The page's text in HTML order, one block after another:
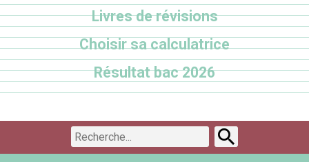
Livres de révisions
Choisir sa calculatrice
Résultat bac 2026